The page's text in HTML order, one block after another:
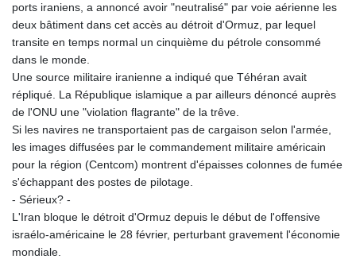
IMP 0.858801
INR 109.864533
IQD
IRR
1588593.057877
JEP 0.858801
JMD 183.527469
JOD 0.819276
KGS 101.048565
KHR
ports iraniens, a annoncé avoir "neutralisé" par voie aérienne les
deux bâtiment dans cet accès au détroit d'Ormuz, par lequel
transite en temps normal un cinquième du pétrole consommé
dans le monde.
Une source militaire iranienne a indiqué que Téhéran avait
répliqué. La République islamique a par ailleurs dénoncé auprès
de l'ONU une "violation flagrante" de la trêve.
Si les navires ne transportaient pas de cargaison selon l'armée,
les images diffusées par le commandement militaire américain
pour la région (Centcom) montrent d'épaisses colonnes de fumée
s'échappant des postes de pilotage.
- Sérieux? -
L'Iran bloque le détroit d'Ormuz depuis le début de l'offensive
israélo-américaine le 28 février, perturbant gravement l'économie
mondiale.